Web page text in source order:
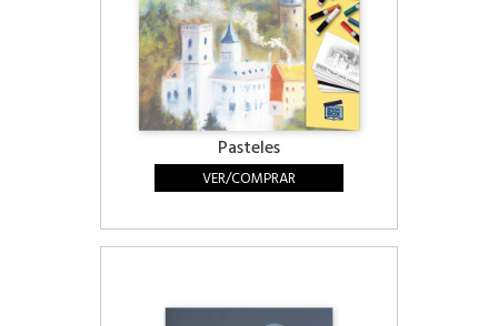
Pasteles
VER/COMPRAR